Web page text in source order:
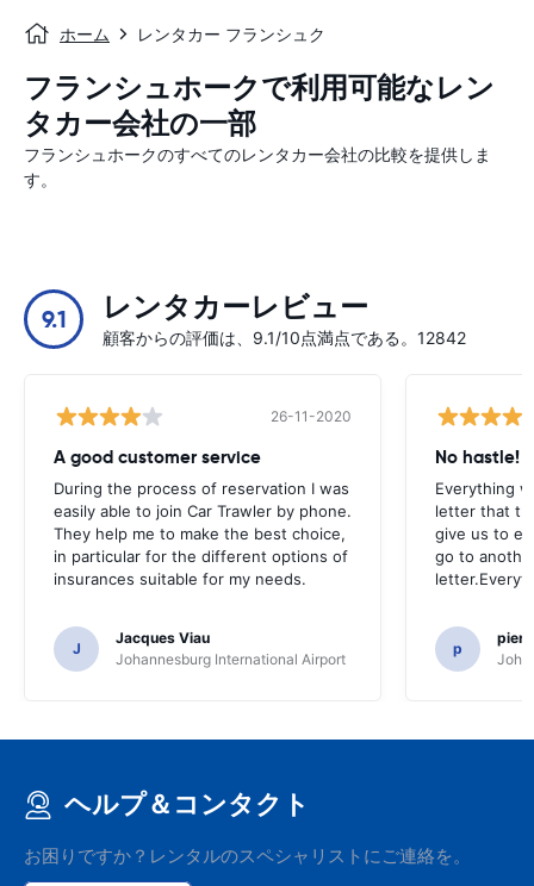
ホーム レンタカー フランシュク
フランシュホークで利用可能なレン
タカー会社の一部
フランシュホークのすべてのレンタカー会社の比較を提供しま
す。
9.1 レンタカーレビュー
顧客からの評価は、9.1/10点満点である。12842
26-11-2020
A good customer service
During the process of reservation I was
easily able to join Car Trawler by phone.
They help me to make the best choice,
in particular for the different options of
insurances suitable for my needs.
J
Jacques Viau
Johannesburg International Airport
No hastle!
Everything
letter that
give us to
go to
p
ヘルプ＆コンタクト
お困りですか？レンタルのスペシャリストにご連絡を。